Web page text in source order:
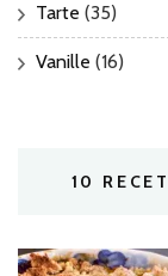
Tarte (35)
Vanille (16)
10